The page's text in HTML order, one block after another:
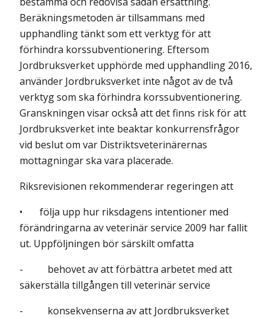
Beräkningsmetoden är tillsammans med
upphandling tänkt som ett verktyg för att
förhindra korssubventionering. Eftersom
Jordbruksverket upphörde med upphandling 2016,
använder Jordbruksverket inte något av de två
verktyg som ska förhindra korssubventionering.
Granskningen visar också att det finns risk för att
Jordbruksverket inte beaktar konkurrensfrågor
vid beslut om var Distrikts­veterinärernas
mottagningar ska vara placerade.
Riksrevisionen rekommenderar regeringen att
• följa upp hur riksdagens intentioner med
förändringarna av veterinär service 2009 har fallit
ut. Uppföljningen bör särskilt omfatta
- behovet av att förbättra arbetet med att
säkerställa tillgången till veterinär service
- konsekvenserna av att Jordbruksverket